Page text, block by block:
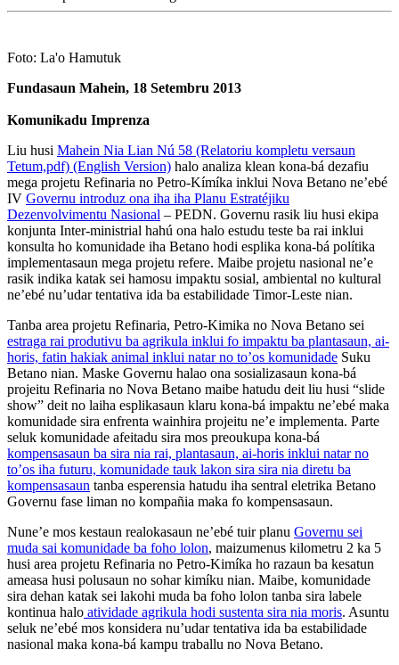
Foto: La'o Hamutuk
Fundasaun Mahein, 18 Setembru 2013
Komunikadu Imprenza
Liu husi Mahein Nia Lian Nú 58 (Relatoriu kompletu versaun
Tetum,pdf) (English Version) halo analiza klean kona-bá dezafiu
mega projetu Refinaria no Petro-Kímíka inklui Nova Betano ne’ebé
IV Governu introduz ona iha iha Planu Estratéjiku
Dezenvolvimentu Nasional – PEDN. Governu rasik liu husi ekipa
konjunta Inter-ministrial hahú ona halo estudu teste ba rai inklui
konsulta ho komunidade iha Betano hodi esplika kona-bá polítika
implementasaun mega projetu refere. Maibe projetu nasional ne’e
rasik indika katak sei hamosu impaktu sosial, ambiental no kultural
ne’ebé nu’udar tentativa ida ba estabilidade Timor-Leste nian.
Tanba area projetu Refinaria, Petro-Kimika no Nova Betano sei
estraga rai produtivu ba agrikula inklui fo impaktu ba plantasaun, ai-
horis, fatin hakiak animal inklui natar no to’os komunidade Suku
Betano nian. Maske Governu halao ona sosializasaun kona-bá
projeitu Refinaria no Nova Betano maibe hatudu deit liu husi “slide
show” deit no laiha esplikasaun klaru kona-bá impaktu ne’ebé maka
komunidade sira enfrenta wainhira projeitu ne’e implementa. Parte
seluk komunidade afeitadu sira mos preoukupa kona-bá
kompensasaun ba sira nia rai, plantasaun, ai-horis inklui natar no
to’os iha futuru, komunidade tauk lakon sira sira nia diretu ba
kompensasaun tanba esperensia hatudu iha sentral eletrika Betano
Governu fase liman no kompañia maka fo kompensasaun.
Nune’e mos kestaun realokasaun ne’ebé tuir planu Governu sei
muda sai komunidade ba foho lolon, maizumenus kilometru 2 ka 5
husi area projetu Refinaria no Petro-Kimíka ho razaun ba kesatun
ameasa husi polusaun no sohar kimíku nian. Maibe, komunidade
sira dehan katak sei lakohi muda ba foho lolon tanba sira labele
kontinua halo atividade agrikula hodi sustenta sira nia moris. Asuntu
seluk ne’ebé mos konsidera nu’udar tentativa ida ba estabilidade
nasional maka kona-bá kampu traballu no Nova Betano.